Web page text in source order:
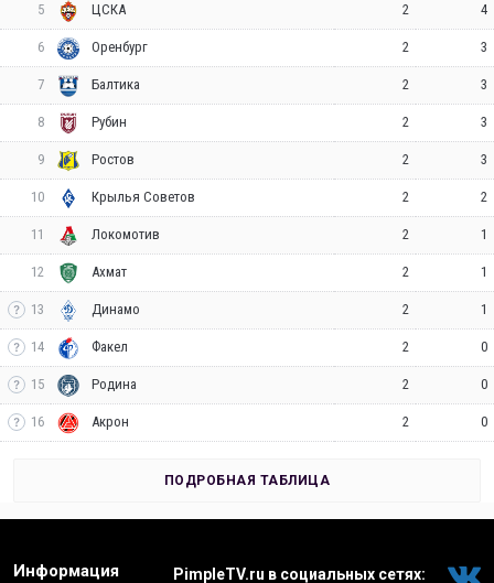
5 ЦСКА 2 4
6 Оренбург 2 3
7 Балтика 2 3
8 Рубин 2 3
9 Ростов 2 3
10 Крылья Советов 2 2
11 Локомотив 2 1
12 Ахмат 2 1
13 Динамо 2 1
14 Факел 2 0
15 Родина 2 0
16 Акрон 2 0
ПОДРОБНАЯ ТАБЛИЦА
Информация PimpleTV.ru в социальных сетях: